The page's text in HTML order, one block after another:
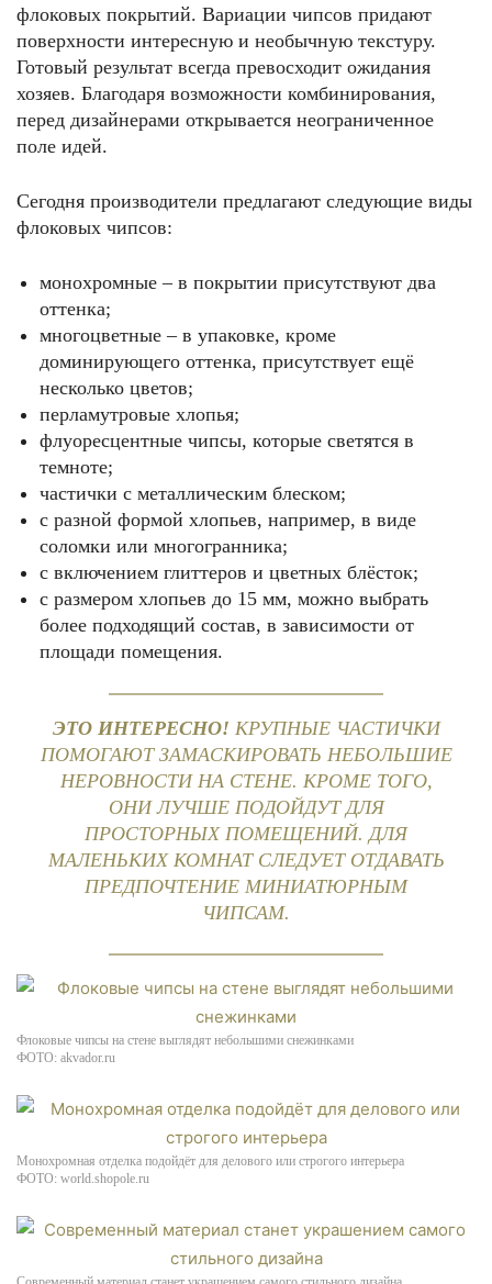
флоковых покрытий. Вариации чипсов придают
поверхности интересную и необычную текстуру.
Готовый результат всегда превосходит ожидания
хозяев. Благодаря возможности комбинирования,
перед дизайнерами открывается неограниченное
поле идей.
Сегодня производители предлагают следующие виды
флоковых чипсов:
монохромные – в покрытии присутствуют два
оттенка;
многоцветные – в упаковке, кроме
доминирующего оттенка, присутствует ещё
несколько цветов;
перламутровые хлопья;
флуоресцентные чипсы, которые светятся в
темноте;
частички с металлическим блеском;
с разной формой хлопьев, например, в виде
соломки или многогранника;
с включением глиттеров и цветных блёсток;
с размером хлопьев до 15 мм, можно выбрать
более подходящий состав, в зависимости от
площади помещения.
ЭТО ИНТЕРЕСНО! КРУПНЫЕ ЧАСТИЧКИ
ПОМОГАЮТ ЗАМАСКИРОВАТЬ НЕБОЛЬШИЕ
НЕРОВНОСТИ НА СТЕНЕ. КРОМЕ ТОГО,
ОНИ ЛУЧШЕ ПОДОЙДУТ ДЛЯ
ПРОСТОРНЫХ ПОМЕЩЕНИЙ. ДЛЯ
МАЛЕНЬКИХ КОМНАТ СЛЕДУЕТ ОТДАВАТЬ
ПРЕДПОЧТЕНИЕ МИНИАТЮРНЫМ
ЧИПСАМ.
Флоковые чипсы на стене выглядят небольшими снежинками
ФОТО: akvador.ru
Монохромная отделка подойдёт для делового или строгого интерьера
ФОТО: world.shopole.ru